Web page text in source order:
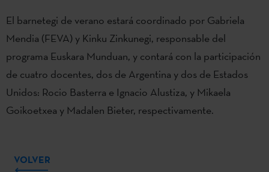
El barnetegi de verano estará coordinado por Gabriela
Mendia (FEVA) y Kinku Zinkunegi, responsable del
programa Euskara Munduan, y contará con la participación
de cuatro docentes, dos de Argentina y dos de Estados
Unidos: Rocio Basterra e Ignacio Alustiza, y Mikaela
Goikoetxea y Madalen Bieter, respectivamente.
VOLVER